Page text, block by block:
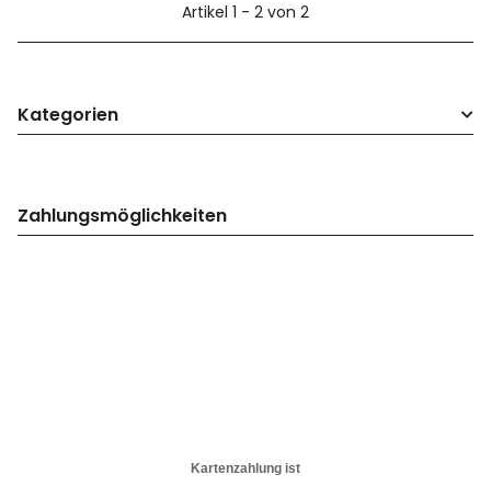
Artikel 1 - 2 von 2
Kategorien
Zahlungsmöglichkeiten
Kartenzahlung ist